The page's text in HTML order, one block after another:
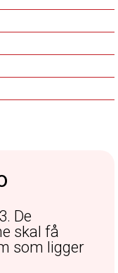
De
skal få
som ligger